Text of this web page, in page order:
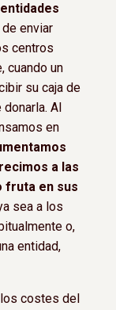
enviar
centros
cuando un
su caja de
Al
en
a las
fruta en sus
sea a los
o,
entidad,
costes del